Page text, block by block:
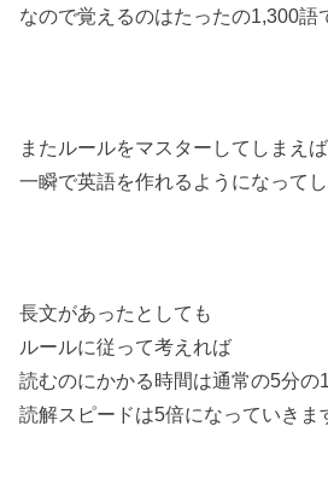
なので覚えるのはたったの1,300語
またルールをマスターしてしまえば
一瞬で英語を作れるようになってし
長文があったとしても
ルールに従って考えれば
読むのにかかる時間は通常の5分の1
読解スピードは5倍になっていきま